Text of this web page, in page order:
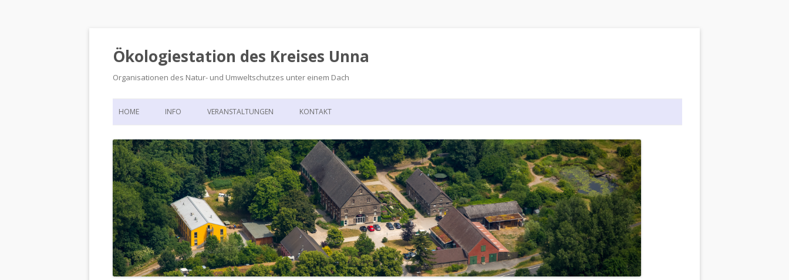
Ökologiestation des Kreises Unna
Organisationen des Natur- und Umweltschutzes unter einem Dach
Zum
HOME INFO
DIE ÖKOLOGIESTATION – FAST
900 JAHRE VORGESCHICHTE
VERANSTALTUNGEN KONTAKT